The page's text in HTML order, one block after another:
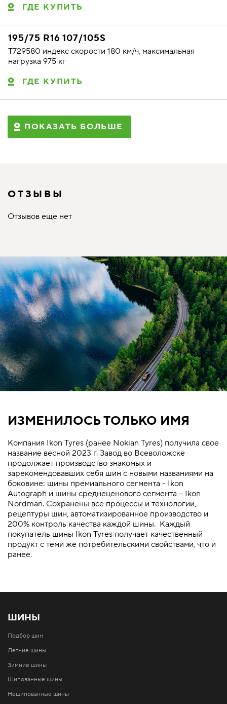
ГДЕ КУПИТЬ
195/75 R16 107/105S
T729580 индекс скорости 180 км/ч, максимальная
нагрузка 975 кг
ГДЕ КУПИТЬ
ПОКАЗАТЬ БОЛЬШЕ
ОТЗЫВЫ
Отзывов еще нет
ИЗМЕНИЛОСЬ ТОЛЬКО ИМЯ
Компания Ikon Tyres (ранее Nokian Tyres) получила свое
название весной 2023 г. Завод во Всеволожске
продолжает производство знакомых и
зарекомендовавших себя шин с новыми названиями на
боковине: шины премиального сегмента - Ikon
Autograph и шины среднеценового сегмента – Ikon
Nordman. Сохранены все процессы и технологии,
рецептуры шин, автоматизированное производство и
200% контроль качества каждой шины. Каждый
покупатель шины Ikon Tyres получает качественный
продукт с теми же потребительскими свойствами, что и
ранее.
ШИНЫ
Подбор шин
Летние шины
Зимние шины
Шипованные шины
Нешипованные шины